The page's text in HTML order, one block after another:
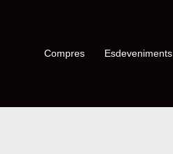
Compres Esdeveniments